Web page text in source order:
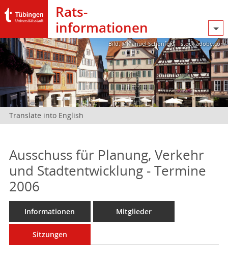
Rats­
informationen
Bild: @Manuel Schönfeld – stock.adobe.com
Translate into English
Ausschuss für Planung, Verkehr
und Stadtentwicklung - Termine
2006
Informationen Mitglieder
Sitzungen